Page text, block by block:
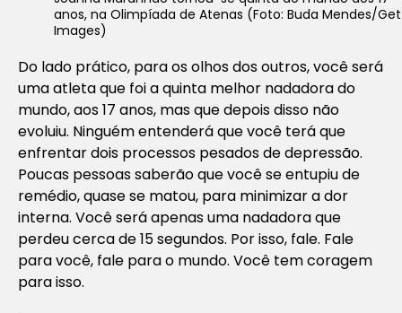
anos, na Olimpíada de Atenas (Foto: Buda Mendes/
Images)
Do lado prático, para os olhos dos outros, você será
uma atleta que foi a quinta melhor nadadora do
mundo, aos 17 anos, mas que depois disso não
evoluiu. Ninguém entenderá que você terá que
enfrentar dois processos pesados de depressão.
Poucas pessoas saberão que você se entupiu de
remédio, quase se matou, para minimizar a dor
interna. Você será apenas uma nadadora que
perdeu cerca de 15 segundos. Por isso, fale. Fale
para você, fale para o mundo. Você tem coragem
para isso.